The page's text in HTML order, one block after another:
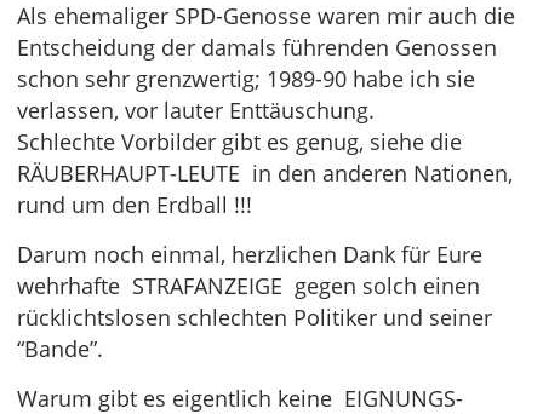
Als ehemaliger SPD-Genosse waren mir auch die
Entscheidung der damals führenden Genossen
schon sehr grenzwertig; 1989-90 habe ich sie
verlassen, vor lauter Enttäuschung.
Schlechte Vorbilder gibt es genug, siehe die
RÄUBERHAUPT-LEUTE in den anderen Nationen,
rund um den Erdball !!!
Darum noch einmal, herzlichen Dank für Eure
wehrhafte STRAFANZEIGE gegen solch einen
rücklichtslosen schlechten Politiker und seiner
“Bande”.
Warum gibt es eigentlich keine EIGNUNGS-